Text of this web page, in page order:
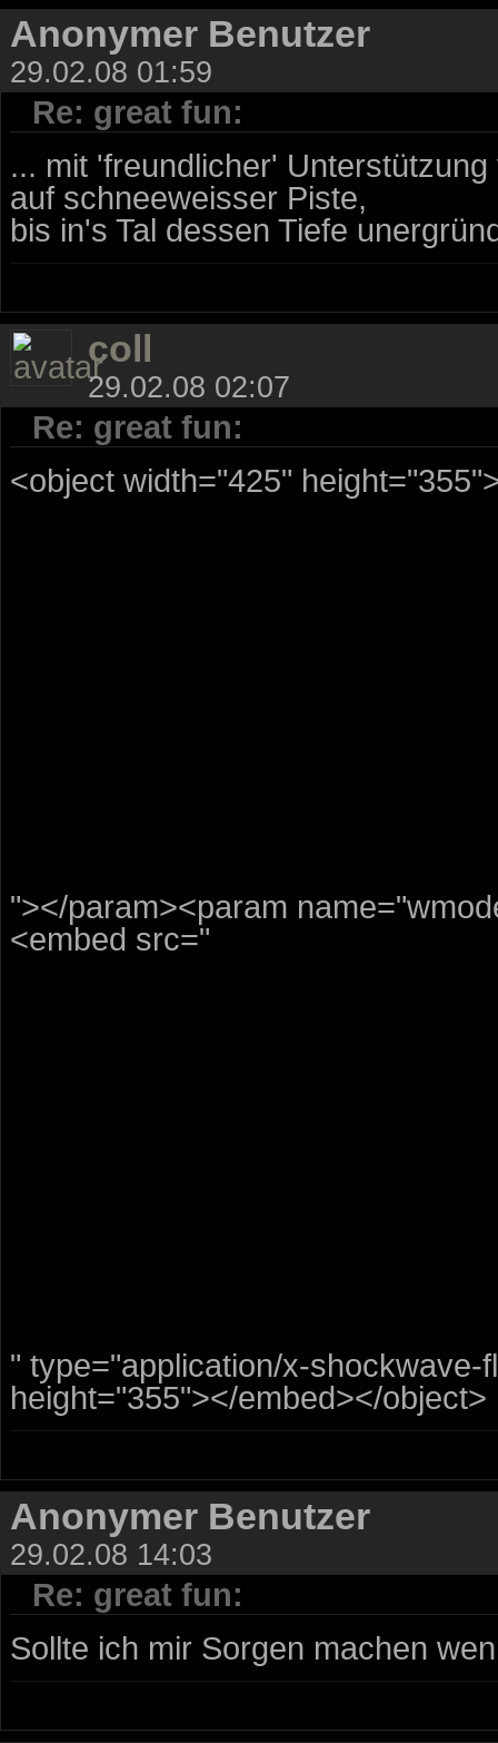
Anonymer Benutzer
29.02.08 01:59
Re: great fun:
... mit 'freundlicher'
auf schneeweisser Piste,
bis in's Tal dessen Tiefe
coll
29.02.08 02:07
Re: great fun:
<object width="425"
"></param><param
<embed src="
" type="application/x-
height="355"></embed></object>
Anonymer Benutzer
29.02.08 14:03
Re: great fun:
Sollte ich mir Sorgen machen